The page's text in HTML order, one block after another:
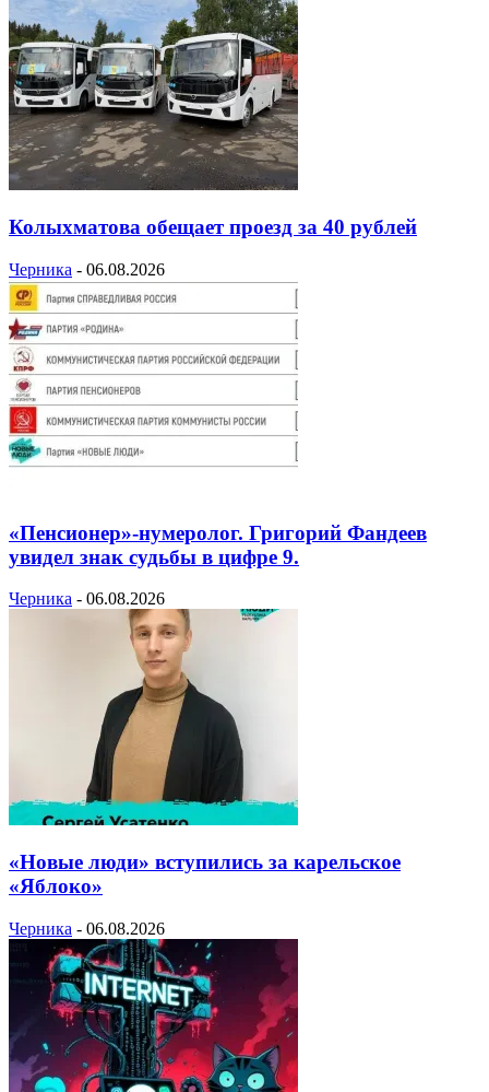
Колыхматова обещает проезд за 40 рублей
Черника - 06.08.2026
«Пенсионер»-нумеролог. Григорий Фандеев
увидел знак судьбы в цифре 9.
Черника - 06.08.2026
«Новые люди» вступились за карельское
«Яблоко»
Черника - 06.08.2026